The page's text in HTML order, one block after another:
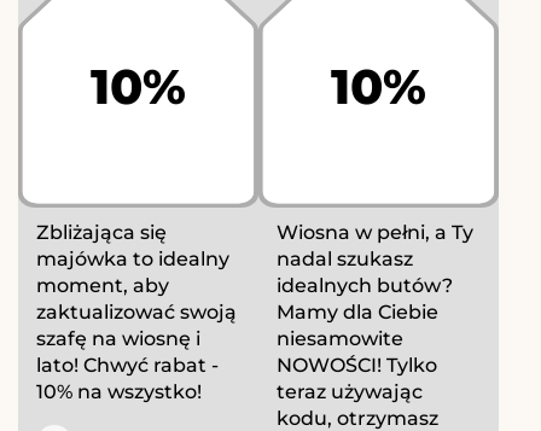
10%
Zbliżająca się
majówka to idealny
moment, aby
zaktualizować swoją
szafę na wiosnę i
lato! Chwyć rabat -
10% na wszystko!
10%
Wiosna w pełni, a Ty
nadal szukasz
idealnych butów?
Mamy dla Ciebie
niesamowite
NOWOŚCI! Tylko
teraz używając
kodu, otrzymasz